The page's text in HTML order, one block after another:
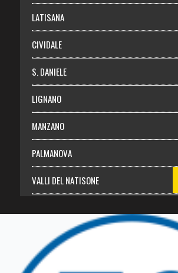
Login
LATISANA
CIVIDALE
S. DANIELE
LIGNANO
MANZANO
PALMANOVA
VALLI DEL NATISONE
TRICESIMO
TARCENTO